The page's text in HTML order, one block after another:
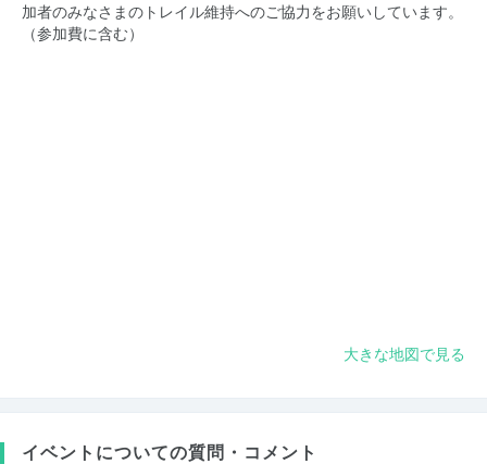
加者のみなさまのトレイル維持へのご協力をお願いしています。
（参加費に含む）
大きな地図で見る
イベントについての質問・コメント